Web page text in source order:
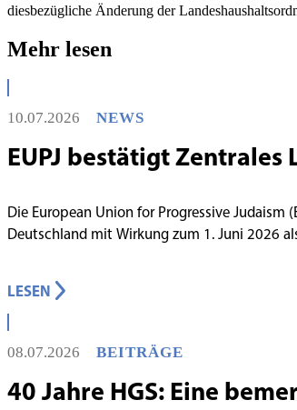
diesbezügliche Änderung der
Mehr lesen
10.07.2026 NEWS
EUPJ bestätigt
Die European Union for Progressive Judaism
Deutschland mit Wirkung zum 1. Juni 2026
LESEN
08.07.2026 BEITRÄGE
40 Jahre HGS: Eine